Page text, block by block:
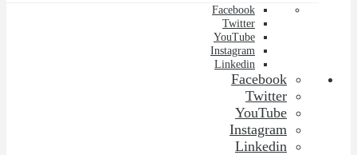
Facebook
Twitter
YouTube
Instagram
Linkedin
Facebook
Twitter
YouTube
Instagram
Linkedin